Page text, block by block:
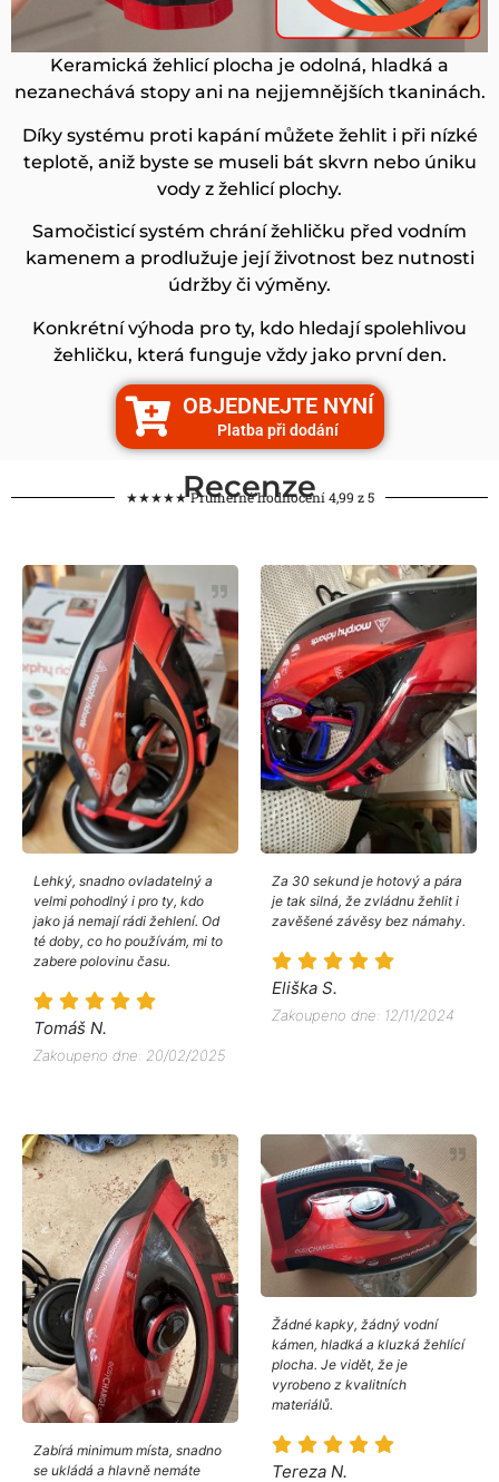
Keramická žehlicí plocha je odolná, hladká a
nezanechává stopy ani na nejjemnějších tkaninách.
Díky systému proti kapání můžete žehlit i při nízké
teplotě, aniž byste se museli bát skvrn nebo úniku
vody z žehlicí plochy.
Samočisticí systém chrání žehličku před vodním
kamenem a prodlužuje její životnost bez nutnosti
údržby či výměny.
Konkrétní výhoda pro ty, kdo hledají spolehlivou
žehličku, která funguje vždy jako první den.
OBJEDNEJTE NYNÍ
Platba při dodání
Recenze
★★★★★ Průměrné hodnocení 4,99 z 5
Lehký, snadno ovladatelný a
velmi pohodlný i pro ty, kdo
jako já nemají rádi žehlení. Od
té doby, co ho používám, mi to
zabere polovinu času.
Tomáš N.
Zakoupeno dne: 20/02/2025
Za 30 sekund je hotový a pára
je tak silná, že zvládnu žehlit i
zavěšené závěsy bez námahy.
Eliška S.
Zakoupeno dne: 12/11/2024
Zabírá minimum místa, snadno
se ukládá a hlavně nemáte
Žádné kapky, žádný vodní
kámen, hladká a kluzká žehlící
plocha. Je vidět, že je
vyrobeno z kvalitních
materiálů.
Tereza N.